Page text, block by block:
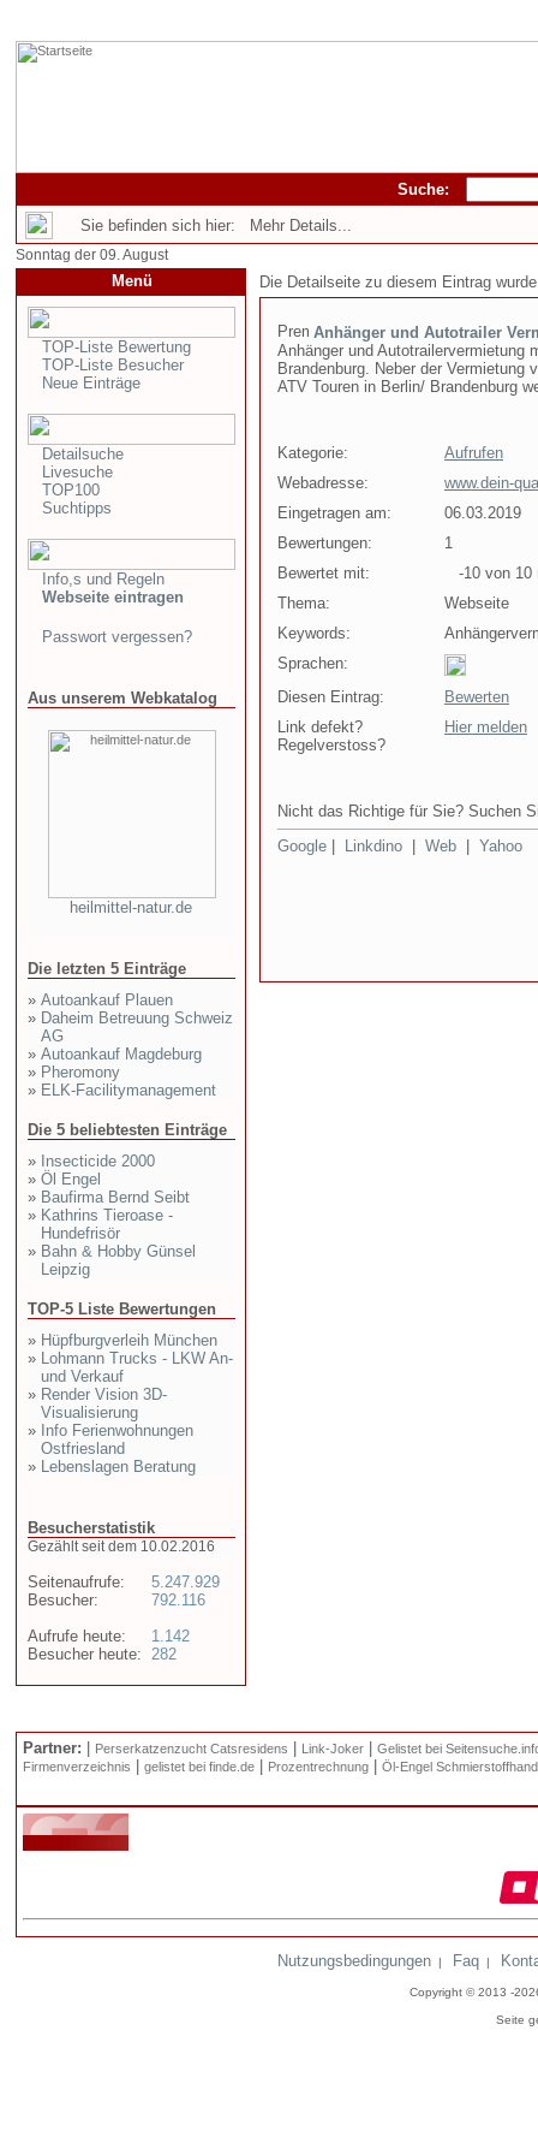
Suche:
Sie befinden sich hier: Mehr Details...
Sonntag der 09. August
Menü
TOP-Liste Bewertung
TOP-Liste Besucher
Neue Einträge
Detailsuche
Livesuche
TOP100
Suchtipps
Info,s und Regeln
Webseite eintragen
Passwort vergessen?
Aus unserem Webkatalog
heilmittel-natur.de
Die letzten 5 Einträge
» Autoankauf Plauen
» Daheim Betreuung Schweiz
AG
» Autoankauf Magdeburg
» Pheromony
» ELK-Facilitymanagement
Die 5 beliebtesten Einträge
» Insecticide 2000
» Öl Engel
» Baufirma Bernd Seibt
» Kathrins Tieroase -
Hundefrisör
» Bahn & Hobby Günsel
Leipzig
TOP-5 Liste Bewertungen
» Hüpfburgverleih München
» Lohmann Trucks - LKW An-
und Verkauf
» Render Vision 3D-
Visualisierung
» Info Ferienwohnungen
Ostfriesland
» Lebenslagen Beratung
Besucherstatistik
Gezählt seit dem 10.02.2016
Seitenaufrufe:
Besucher:
Aufrufe heute:
Besucher heute:
5.247.929
792.116
1.142
282
Die Detailseite zu diesem Eintrag
Anhänger und Autotrailer
Anhänger und Autotrailervermietung
Brandenburg. Neber der Vermietung
ATV Touren in Berlin/ Brandenburg
Kategorie:
Aufrufen
Webadresse:
www.dein-
Eingetragen am:
06.03.2019
Bewertungen:
1
Bewertet mit:
-10 von 10
Thema:
Webseite
Keywords:
Sprachen:
Diesen Eintrag:
Bewerten
Link defekt?
Regelverstoss?
Hier melden
Nicht das Richtige für Sie? Suchen
Google
Linkdino Web Yahoo
Partner: Perserkatzenzucht Catsresidens Link-Joker
Gelistet bei
Firmenverzeichnis
gelistet bei finde.de Prozentrechnung Öl-Engel
Nutzungsbedingungen | Faq |
Copyright © 2013 -
Seite